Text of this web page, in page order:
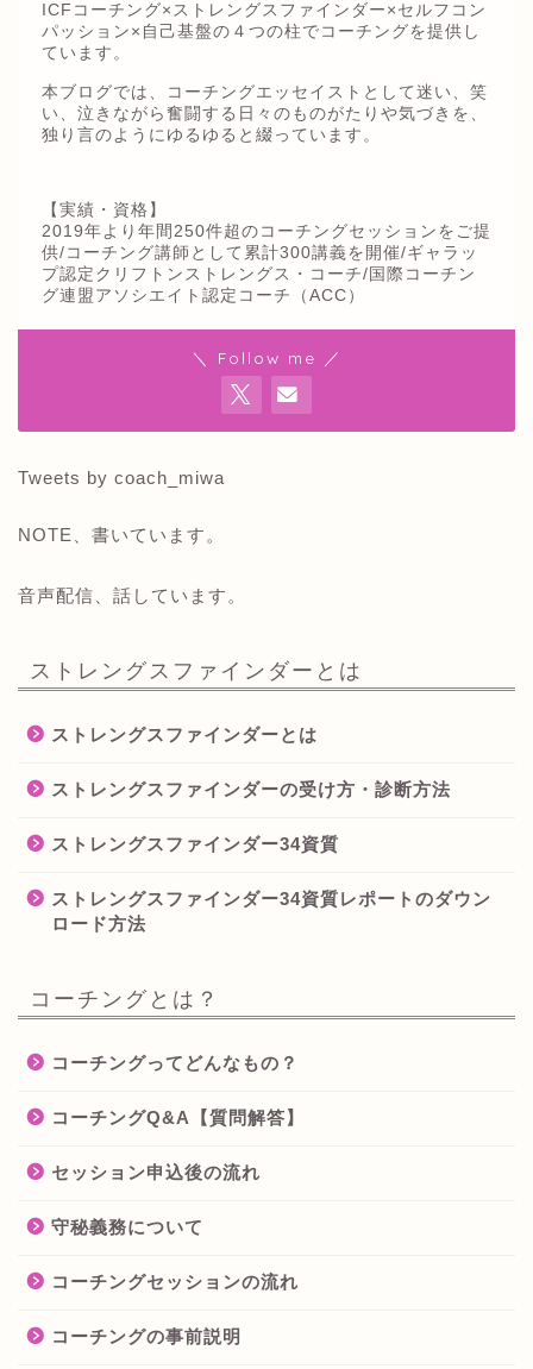
ICFコーチング×ストレングスファインダー×セルフコン
パッション×自己基盤の４つの柱でコーチングを提供し
ています。
本ブログでは、コーチングエッセイストとして迷い、笑
い、泣きながら奮闘する日々のものがたりや気づきを、
独り言のようにゆるゆると綴っています。
【実績・資格】
2019年より年間250件超のコーチングセッションをご提
供/コーチング講師として累計300講義を開催/ギャラッ
プ認定クリフトンストレングス・コーチ/国際コーチン
グ連盟アソシエイト認定コーチ（ACC）
＼ Follow me ／
Tweets by coach_miwa
NOTE、書いています。
音声配信、話しています。
ストレングスファインダーとは
ストレングスファインダーとは
ストレングスファインダーの受け方・診断方法
ストレングスファインダー34資質
ストレングスファインダー34資質レポートのダウン
ロード方法
コーチングとは？
コーチングってどんなもの？
コーチングQ&A【質問解答】
セッション申込後の流れ
守秘義務について
コーチングセッションの流れ
コーチングの事前説明